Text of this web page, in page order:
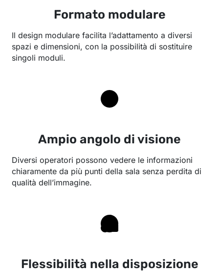
Formato modulare
Il design modulare facilita l’adattamento a diversi
spazi e dimensioni, con la possibilità di sostituire
singoli moduli.
Ampio angolo di visione
Diversi operatori possono vedere le informazioni
chiaramente da più punti della sala senza perdita di
qualità dell’immagine.
Flessibilità nella disposizione